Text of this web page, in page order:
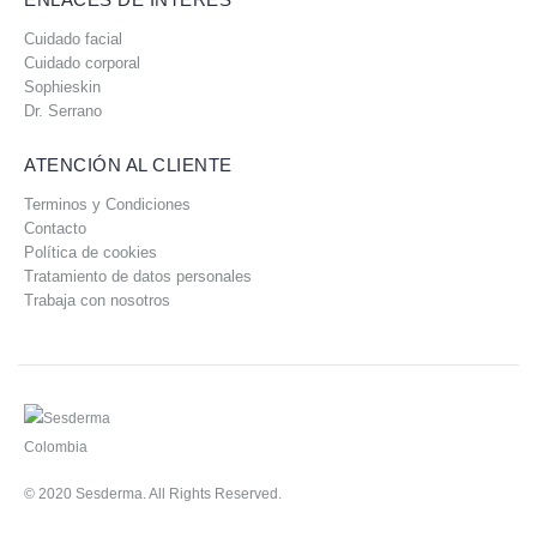
Cuidado facial
Cuidado corporal
Sophieskin
Dr. Serrano
ATENCIÓN AL CLIENTE
Terminos y Condiciones
Contacto
Política de cookies
Tratamiento de datos personales
Trabaja con nosotros
© 2020 Sesderma. All Rights Reserved.